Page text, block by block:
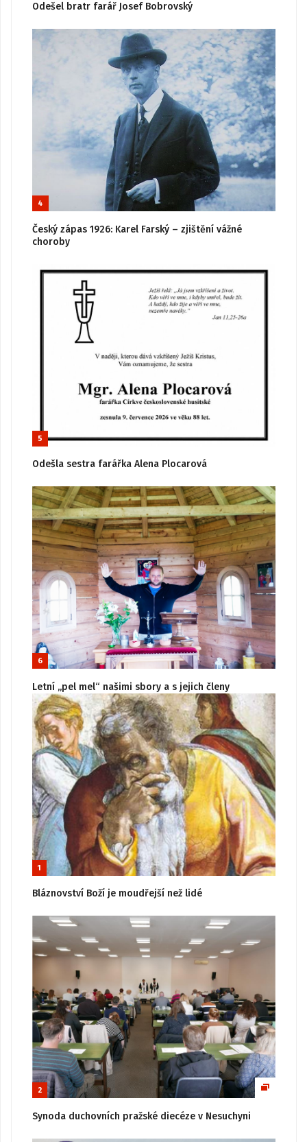
Odešel bratr farář Josef Bobrovský
4
Český zápas 1926: Karel Farský – zjištění vážné
choroby
5
Odešla sestra farářka Alena Plocarová
6
Letní „pel mel“ našimi sbory a s jejich členy
1
Bláznovství Boží je moudřejší než lidé
2
Synoda duchovních pražské diecéze v Nesuchyni